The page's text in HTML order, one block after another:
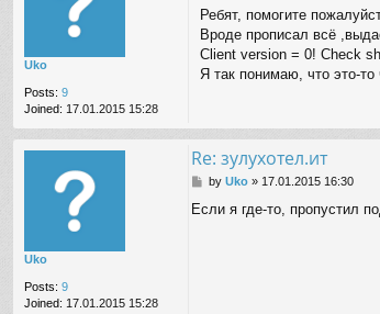
Uko
Posts: 9
Joined: 17.01.2015 15:28
s
t
Ребят, помогите
Вроде прописал всё
Client version = 0! Check
Я так понимаю, что это-
Uko
Posts: 9
Joined: 17.01.2015 15:28
Re: зулухотел.ит
P
s
by Uko» 17.01.2015 16:30
Если я где-то, пропустил